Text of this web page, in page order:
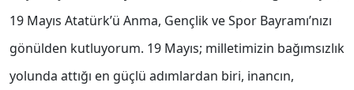
19 Mayıs Atatürk’ü Anma, Gençlik ve Spor Bayramı’nızı
gönülden kutluyorum. 19 Mayıs; milletimizin bağımsızlık
yolunda attığı en güçlü adımlardan biri, inancın,